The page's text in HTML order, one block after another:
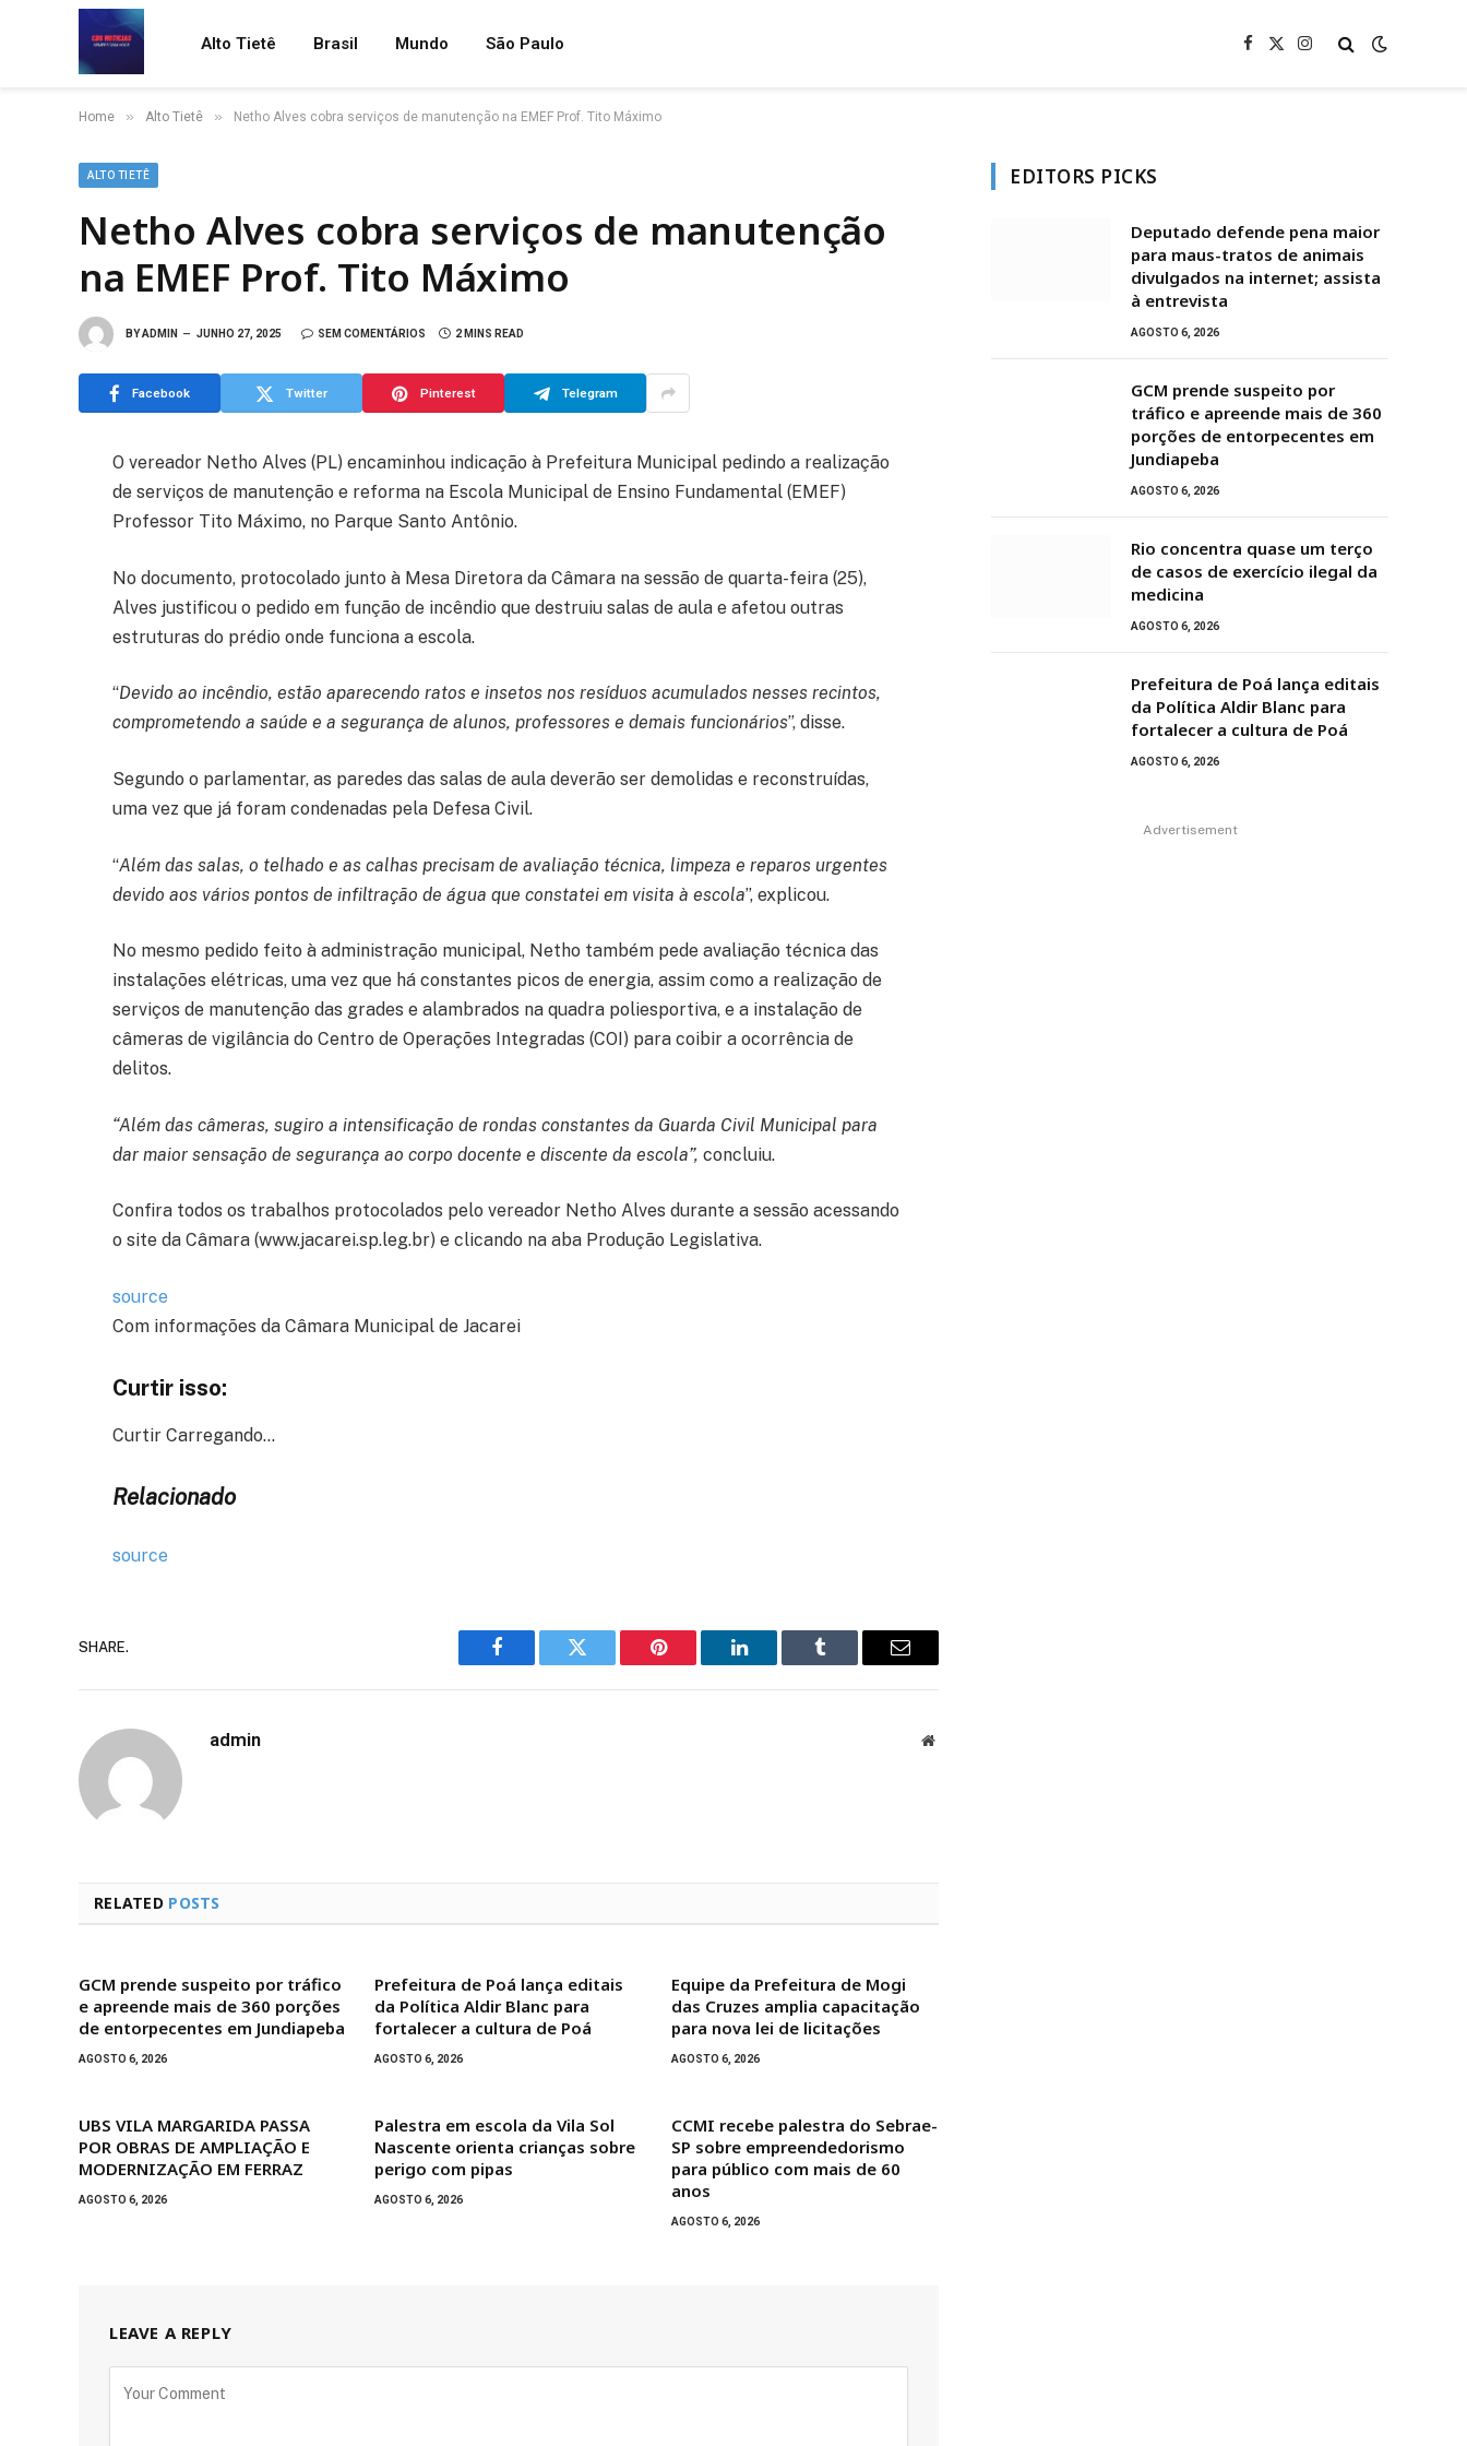
Alto Tietê Brasil Mundo São Paulo Facebook
X
Instagram
Home » Alto Tietê » Netho Alves cobra serviços de manutenção na EMEF Prof. Tito Máximo
ALTO TIETÊ
Netho Alves cobra serviços de manutenção
na EMEF Prof. Tito Máximo
BYADMIN JUNHO 27, 2025 SEM COMENTÁRIOS 2 MINS READ
Facebook Twitter Pinterest Telegram
O vereador Netho Alves (PL) encaminhou indicação à Prefeitura Municipal pedindo a realização
de serviços de manutenção e reforma na Escola Municipal de Ensino Fundamental (EMEF)
Professor Tito Máximo, no Parque Santo Antônio.
No documento, protocolado junto à Mesa Diretora da Câmara na sessão de quarta-feira (25),
Alves justificou o pedido em função de incêndio que destruiu salas de aula e afetou outras
estruturas do prédio onde funciona a escola.
“Devido ao incêndio, estão aparecendo ratos e insetos nos resíduos acumulados nesses recintos,
comprometendo a saúde e a segurança de alunos, professores e demais funcionários”, disse.
Segundo o parlamentar, as paredes das salas de aula deverão ser demolidas e reconstruídas,
uma vez que já foram condenadas pela Defesa Civil.
“Além das salas, o telhado e as calhas precisam de avaliação técnica, limpeza e reparos urgentes
devido aos vários pontos de infiltração de água que constatei em visita à escola”, explicou.
No mesmo pedido feito à administração municipal, Netho também pede avaliação técnica das
instalações elétricas, uma vez que há constantes picos de energia, assim como a realização de
serviços de manutenção das grades e alambrados na quadra poliesportiva, e a instalação de
câmeras de vigilância do Centro de Operações Integradas (COI) para coibir a ocorrência de
delitos.
“Além das câmeras, sugiro a intensificação de rondas constantes da Guarda Civil Municipal para
dar maior sensação de segurança ao corpo docente e discente da escola”, concluiu.
Confira todos os trabalhos protocolados pelo vereador Netho Alves durante a sessão acessando
o site da Câmara (www.jacarei.sp.leg.br) e clicando na aba Produção Legislativa.
source
Com informações da Câmara Municipal de Jacarei
Curtir isso:
Curtir Carregando…
Relacionado
source
SHARE.
Facebook Twitter Pinterest LinkedIn Tumblr Email
admin Website
RELATED POSTS
GCM prende suspeito por tráfico
e apreende mais de 360 porções
de entorpecentes em Jundiapeba
AGOSTO 6, 2026
Prefeitura de Poá lança editais
da Política Aldir Blanc para
fortalecer a cultura de Poá
AGOSTO 6, 2026
Equipe da Prefeitura de Mogi
das Cruzes amplia capacitação
para nova lei de licitações
AGOSTO 6, 2026
UBS VILA MARGARIDA PASSA
POR OBRAS DE AMPLIAÇÃO E
MODERNIZAÇÃO EM FERRAZ
AGOSTO 6, 2026
Palestra em escola da Vila Sol
Nascente orienta crianças sobre
perigo com pipas
AGOSTO 6, 2026
CCMI recebe palestra do Sebrae-
SP sobre empreendedorismo
para público com mais de 60
anos
AGOSTO 6, 2026
LEAVE A REPLY
EDITORS PICKS
Deputado defende pena maior
para maus-tratos de animais
divulgados na internet; assista
à entrevista
AGOSTO 6, 2026
GCM prende suspeito por
tráfico e apreende mais de 360
porções de entorpecentes em
Jundiapeba
AGOSTO 6, 2026
Rio concentra quase um terço
de casos de exercício ilegal da
medicina
AGOSTO 6, 2026
Prefeitura de Poá lança editais
da Política Aldir Blanc para
fortalecer a cultura de Poá
AGOSTO 6, 2026
Advertisement